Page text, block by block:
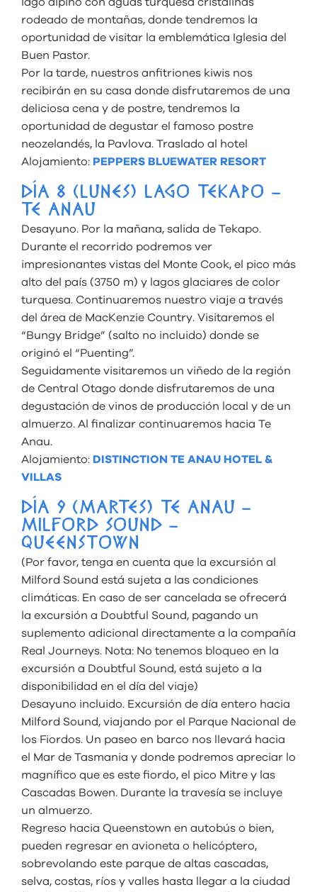
rodeado de montañas, donde tendremos la
oportunidad de visitar la emblemática Iglesia del
Buen Pastor.
Por la tarde, nuestros anfitriones kiwis nos
recibirán en su casa donde disfrutaremos de una
deliciosa cena y de postre, tendremos la
oportunidad de degustar el famoso postre
neozelandés, la Pavlova. Traslado al hotel
Alojamiento: PEPPERS BLUEWATER RESORT
DÍA 8 (LUNES) LAGO TEKAPO –
TE ANAU
Desayuno. Por la mañana, salida de Tekapo.
Durante el recorrido podremos ver
impresionantes vistas del Monte Cook, el pico más
alto del país (3750 m) y lagos glaciares de color
turquesa. Continuaremos nuestro viaje a través
del área de MacKenzie Country. Visitaremos el
“Bungy Bridge” (salto no incluido) donde se
originó el “Puenting”.
Seguidamente visitaremos un viñedo de la región
de Central Otago donde disfrutaremos de una
degustación de vinos de producción local y de un
almuerzo. Al finalizar continuaremos hacia Te
Anau.
Alojamiento: DISTINCTION TE ANAU HOTEL &
VILLAS
DÍA 9 (MARTES) TE ANAU –
MILFORD SOUND –
QUEENSTOWN
(Por favor, tenga en cuenta que la excursión al
Milford Sound está sujeta a las condiciones
climáticas. En caso de ser cancelada se ofrecerá
la excursión a Doubtful Sound, pagando un
suplemento adicional directamente a la compañía
Real Journeys. Nota: No tenemos bloqueo en la
excursión a Doubtful Sound, está sujeto a la
disponibilidad en el día del viaje)
Desayuno incluido. Excursión de día entero hacia
Milford Sound, viajando por el Parque Nacional de
los Fiordos. Un paseo en barco nos llevará hacia
el Mar de Tasmania y donde podremos apreciar lo
magnífico que es este fiordo, el pico Mitre y las
Cascadas Bowen. Durante la travesía se incluye
un almuerzo.
Regreso hacia Queenstown en autobús o bien,
pueden regresar en avioneta o helicóptero,
sobrevolando este parque de altas cascadas,
selva, costas, ríos y valles hasta llegar a la ciudad